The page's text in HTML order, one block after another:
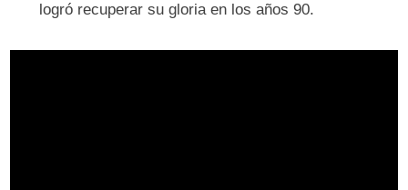
logró recuperar su gloria en los años 90.